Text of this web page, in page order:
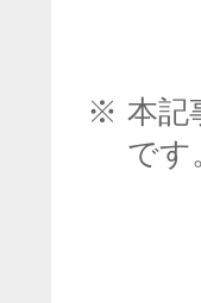
※ 本記
です